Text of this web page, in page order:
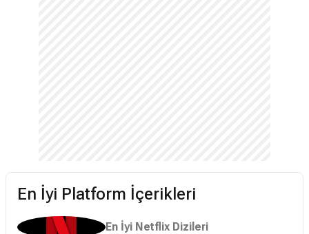
En İyi Platform İçerikleri
En İyi Netflix Dizileri